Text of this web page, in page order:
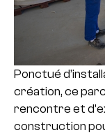
Ponctué
création, ce
rencontre et
construction